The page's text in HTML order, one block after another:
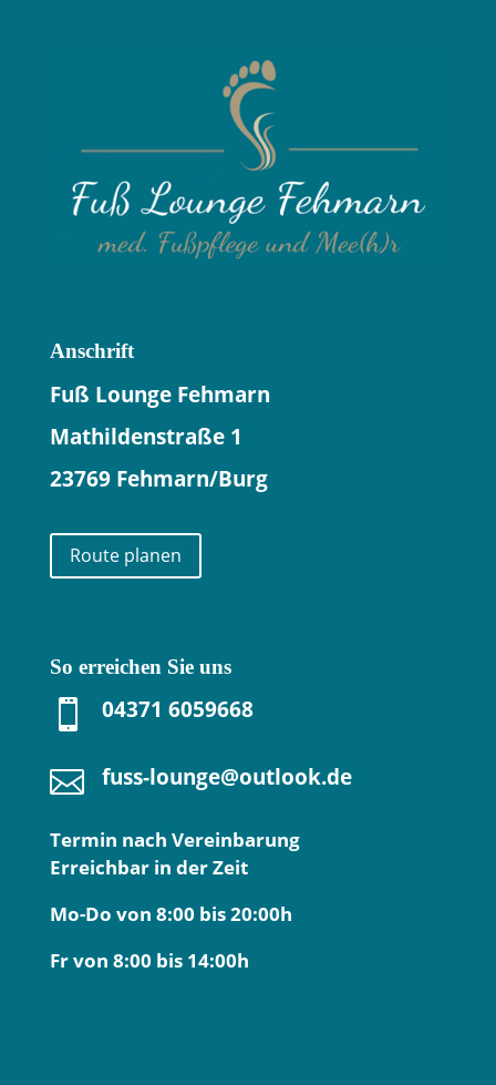
Anschrift
Fuß Lounge Fehmarn
Mathildenstraße 1
23769 Fehmarn/Burg
Route planen
So erreichen Sie uns
 04371 6059668
 fuss-lounge@outlook.de
Termin nach Vereinbarung
Erreichbar in der Zeit
Mo-Do von 8:00 bis 20:00h
Fr von 8:00 bis 14:00h